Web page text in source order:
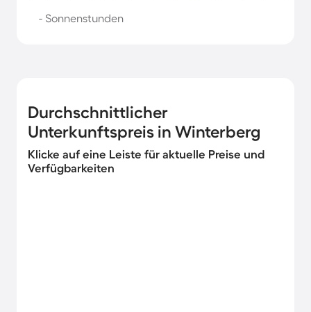
- Sonnenstunden
Durchschnittlicher
Unterkunftspreis in Winterberg
Klicke auf eine Leiste für aktuelle Preise und
Verfügbarkeiten